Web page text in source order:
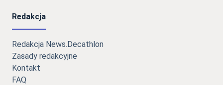
Redakcja
Redakcja News.Decathlon
Zasady redakcyjne
Kontakt
FAQ